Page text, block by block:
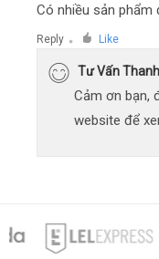
Có nhiều sản phẩm
Reply ● Like
Tư Vấn
Cảm ơn bạn,
website để